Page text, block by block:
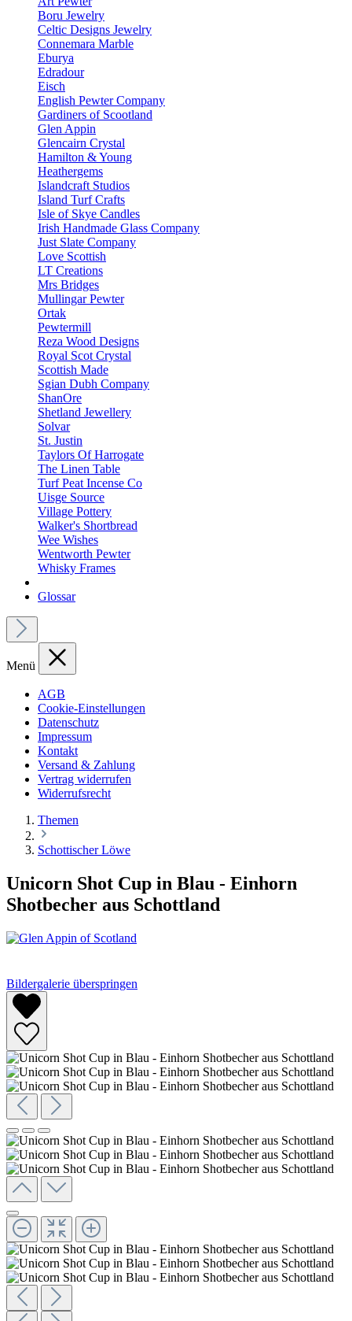
Boru Jewelry
Celtic Designs Jewelry
Connemara Marble
Eburya
Edradour
Eisch
English Pewter Company
Gardiners of Scootland
Glen Appin
Glencairn Crystal
Hamilton & Young
Heathergems
Islandcraft Studios
Island Turf Crafts
Isle of Skye Candles
Irish Handmade Glass Company
Just Slate Company
Love Scottish
LT Creations
Mrs Bridges
Mullingar Pewter
Ortak
Pewtermill
Reza Wood Designs
Royal Scot Crystal
Scottish Made
Sgian Dubh Company
ShanOre
Shetland Jewellery
Solvar
St. Justin
Taylors Of Harrogate
The Linen Table
Turf Peat Incense Co
Uisge Source
Village Pottery
Walker's Shortbread
Wee Wishes
Wentworth Pewter
Whisky Frames
Glossar
Menü
AGB
Cookie-Einstellungen
Datenschutz
Impressum
Kontakt
Versand & Zahlung
Vertrag widerrufen
Widerrufsrecht
Themen
Schottischer Löwe
Unicorn Shot Cup in Blau - Einhorn
Shotbecher aus Schottland
Bildergalerie überspringen